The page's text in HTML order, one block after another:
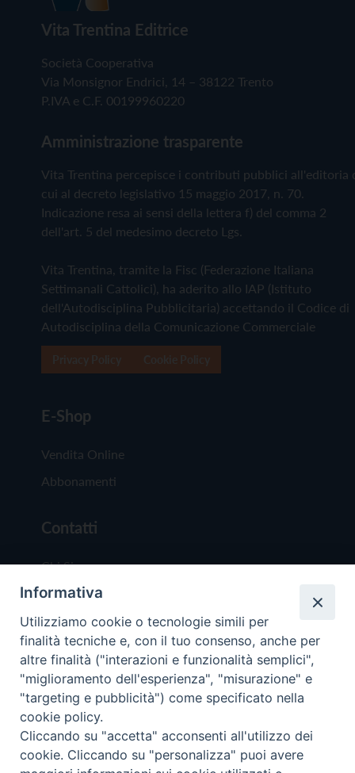
Vita Trentina Editrice
Società Cooperativa
Via Monsignor Endrici, 14 – 38122 Trento
P.IVA e C.F. 00199960220
Amministrazione trasparente
Vita Trentina percepisce i contributi pubblici all'editoria
cui al decreto legislativo 15 maggio 2017, n. 70.
Indicazione resa ai sensi della lettera f) del comma 2
dell'art. 5 del medesimo decreto Lgs.
Vita Trentina, tramite la Fisc (Federazione Italiana
Settimanali Cattolici), ha aderito allo IAP (Istituto
dell'Autodisciplina Pubblicitaria) accettando il Codice di
Autodisciplina della Comunicazione Commerciale
E-Shop
Vendita Online
Abbonamenti
Contatti
Chi Siamo
Redazione
Scrivici
Copyright © 2019 - Tutti i diritti riservati - Vita
Trentina Editrice
Informativa
Utilizziamo cookie o tecnologie simili per
finalità tecniche e, con il tuo consenso, anche per
altre finalità ("interazioni e funzionalità semplici",
"miglioramento dell'esperienza", "misurazione" e
"targeting e pubblicità") come specificato nella
cookie policy.
Cliccando su "accetta" acconsenti all'utilizzo dei
cookie. Cliccando su "personalizza" puoi avere